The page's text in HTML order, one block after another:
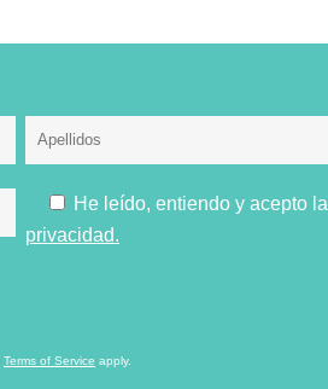
He leído, entiendo y acepto la
privacidad.
Terms of Service apply.